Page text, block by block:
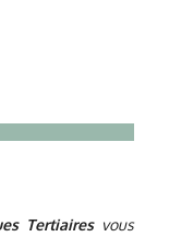
Tertiaires vous